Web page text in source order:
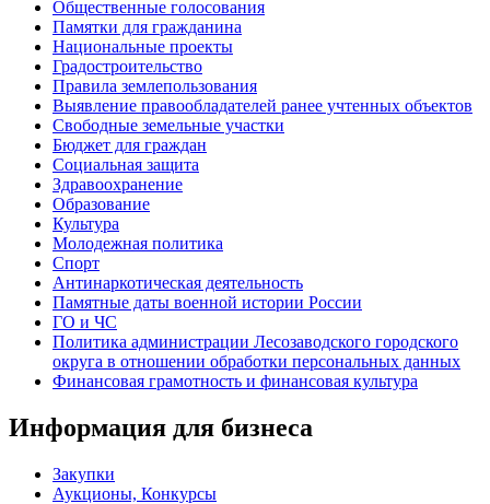
Общественные голосования
Памятки для гражданина
Национальные проекты
Градостроительство
Правила землепользования
Выявление правообладателей ранее учтенных объектов
Свободные земельные участки
Бюджет для граждан
Социальная защита
Здравоохранение
Образование
Культура
Молодежная политика
Спорт
Антинаркотическая деятельность
Памятные даты военной истории России
ГО и ЧС
Политика администрации Лесозаводского городского
округа в отношении обработки персональных данных
Финансовая грамотность и финансовая культура
Информация для бизнеса
Закупки
Аукционы, Конкурсы